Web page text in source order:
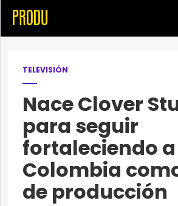
TELEVISIÓN
Nace Clover
para seguir
fortaleciendo a
Colombia
de producción